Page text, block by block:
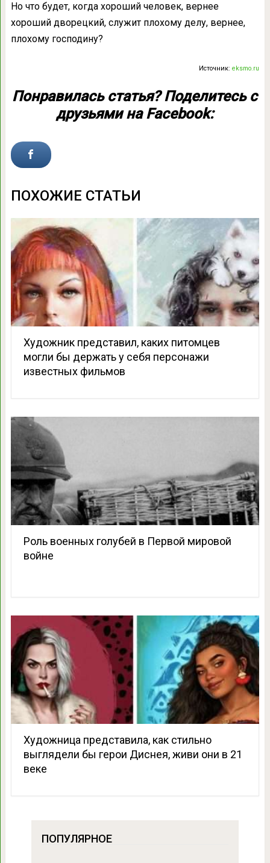
Но что будет, когда хороший человек, вернее
хороший дворецкий, служит плохому делу, вернее,
плохому господину?
Источник:eksmo.ru
Понравилась статья? Поделитесь с
друзьями на Facebook:
ПОХОЖИЕ СТАТЬИ
Художник представил, каких питомцев
могли бы держать у себя персонажи
известных фильмов
Роль военных голубей в Первой мировой
войне
Художница представила, как стильно
выглядели бы герои Диснея, живи они в 21
веке
ПОПУЛЯРНОЕ